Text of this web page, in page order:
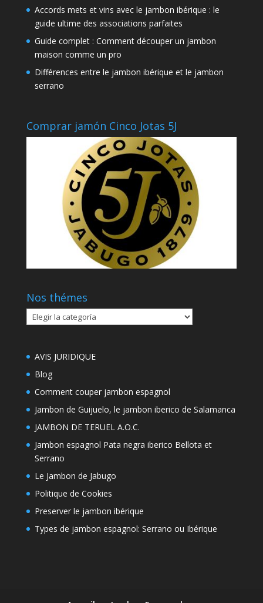
Accords mets et vins avec le jambon ibérique : le
guide ultime des associations parfaites
Guide complet : Comment découper un jambon
maison comme un pro
Différences entre le jambon ibérique et le jambon
serrano
Comprar jamón Cinco Jotas 5J
Nos thémes
Nos
thémes
AVIS JURIDIQUE
Blog
Comment couper jambon espagnol
Jambon de Guijuelo, le jambon iberico de Salamanca
JAMBON DE TERUEL A.O.C.
Jambon espagnol Pata negra iberico Bellota et
Serrano
Le Jambon de Jabugo
Politique de Cookies
Preserver le jambon ibérique
Types de jambon espagnol: Serrano ou Ibérique